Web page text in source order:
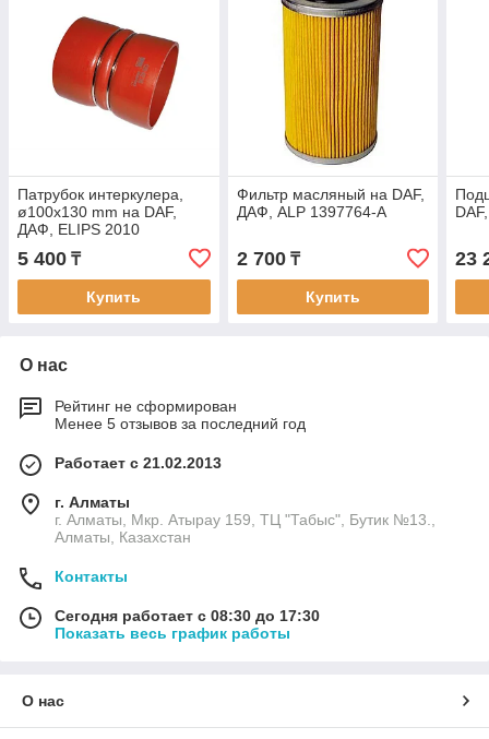
Патрубок интеркулера,
ø100x130 mm на DAF,
ДАФ, ELIPS 2010
5 400 ₸
Купить
Фильтр масляный на DAF,
ДАФ, ALP 1397764-A
2 700₸
Купить
23
О нас
Рейтинг не сформирован
Менее 5 отзывов за последний год
Работает с 21.02.2013
г. Алматы
г. Алматы, Мкр. Атырау 159, ТЦ "Табыс", Бутик №13.,
Алматы, Казахстан
Контакты
Сегодня работает с 08:30 до 17:30
Показать весь график работы
О нас